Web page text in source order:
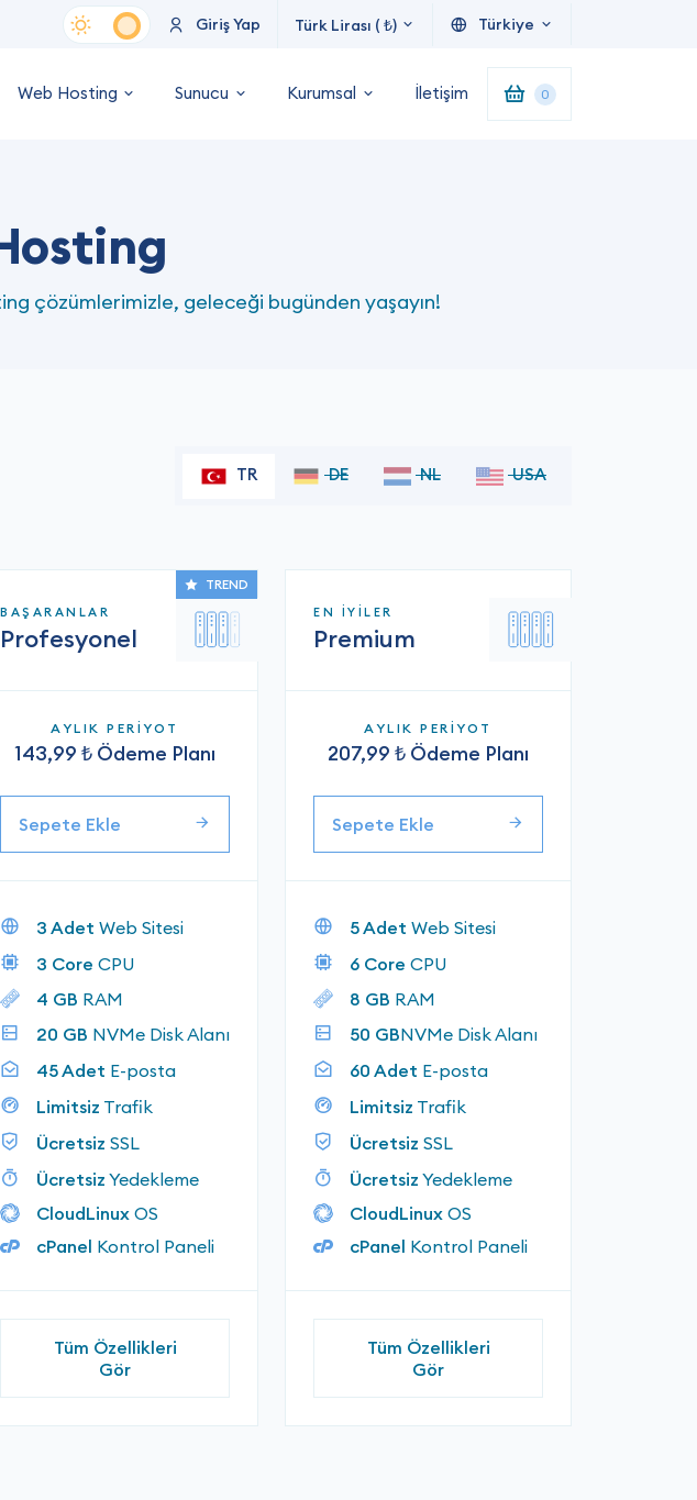
Giriş Yap Türk Lirası ( ₺) Türkiye
Web Hosting Sunucu Kurumsal İletişim 0
çözümlerimizle, geleceği bugünden yaşayın!
TR DE NL USA
BAŞARANLAR
Profesyonel
TREND
AYLIK PERİYOT
143,99 ₺ Ödeme Planı
Sepete Ekle
3 Adet Web Sitesi
3 Core CPU
4 GB RAM
20 GB NVMe Disk Alanı
45 Adet E-posta
Limitsiz Trafik
Ücretsiz SSL
Ücretsiz Yedekleme
CloudLinux OS
cPanel Kontrol Paneli
Tüm Özellikleri
Gör
EN İYİLER
Premium
AYLIK PERİYOT
207,99 ₺ Ödeme Planı
Sepete Ekle
5 Adet Web Sitesi
6 Core CPU
8 GB RAM
50 GBNVMe Disk Alanı
60 Adet E-posta
Limitsiz Trafik
Ücretsiz SSL
Ücretsiz Yedekleme
CloudLinux OS
cPanel Kontrol Paneli
Tüm Özellikleri
Gör